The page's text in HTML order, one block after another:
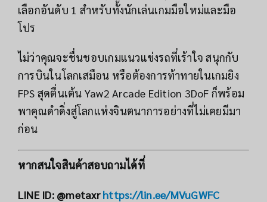
เลือกอันดับ 1 สำหรับทั้งนักเล่นเกมมือใหม่และมือ
โปร
ไม่ว่าคุณจะชื่นชอบเกมแนวแข่งรถที่เร้าใจ สนุกกับ
การบินในโลกเสมือน หรือต้องการท้าทายในเกมยิง
FPS สุดตื่นเต้น Yaw2 Arcade Edition 3DoF ก็พร้อม
พาคุณดำดิ่งสู่โลกแห่งจินตนาการอย่างที่ไม่เคยมีมา
ก่อน
หากสนใจสินค้าสอบถามได้ที่
LINE ID: @metaxrhttps://lin.ee/MVuGWFC